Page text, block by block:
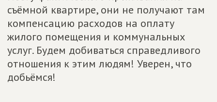
съёмной квартире, они не получают там
компенсацию расходов на оплату
жилого помещения и коммунальных
услуг. Будем добиваться справедливого
отношения к этим людям! Уверен, что
добьёмся!